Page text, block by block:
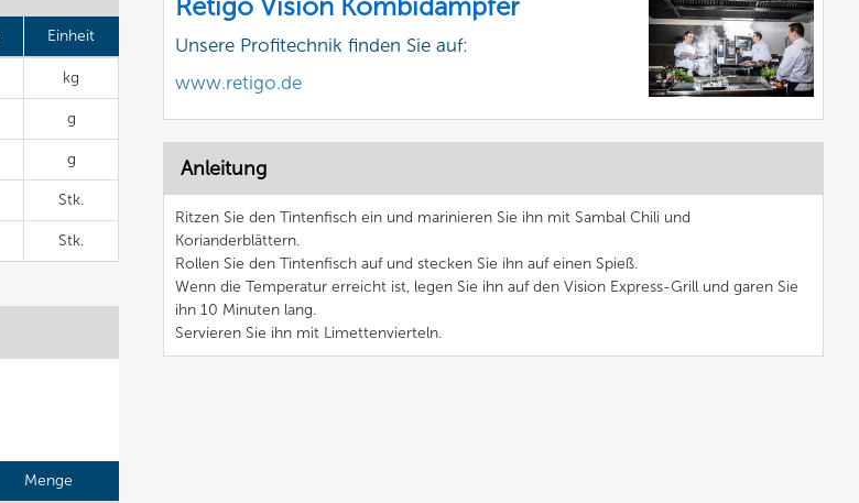
Einheit
kg
g
g
Stk.
Stk.
Menge
Unsere Profitechnik finden Sie auf:
www.retigo.de
Anleitung
Ritzen Sie den Tintenfisch ein und marinieren Sie ihn mit Sambal Chili und
Korianderblättern.
Rollen Sie den Tintenfisch auf und stecken Sie ihn auf einen Spieß.
Wenn die Temperatur erreicht ist, legen Sie ihn auf den Vision Express-Grill und garen Sie
ihn 10 Minuten lang.
Servieren Sie ihn mit Limettenvierteln.